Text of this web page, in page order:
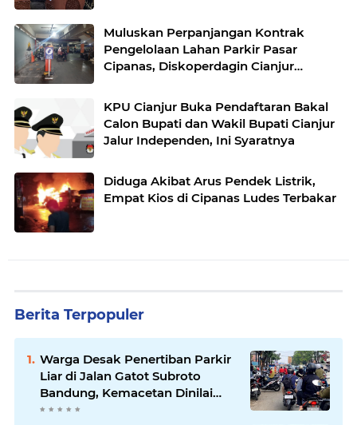
Muluskan Perpanjangan Kontrak
Pengelolaan Lahan Parkir Pasar
Cipanas, Diskoperdagin Cianjur
KPU Cianjur Buka Pendaftaran Bakal
Calon Bupati dan Wakil Bupati Cianjur
Jalur Independen, Ini Syaratnya
Diduga Akibat Arus Pendek Listrik,
Empat Kios di Cipanas Ludes Terbakar
Berita Terpopuler
Warga Desak Penertiban Parkir
Liar di Jalan Gatot Subroto
Bandung, Kemacetan Dinilai
Makin Mengkhawatirkan